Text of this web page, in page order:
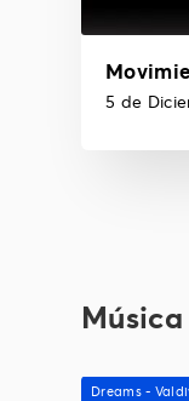
5 de
Música
Dreams -